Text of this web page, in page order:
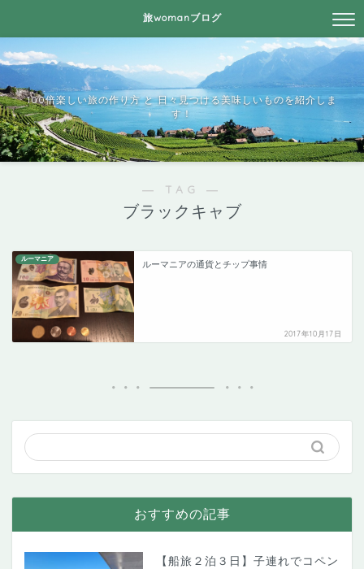
旅womanブログ
100倍楽しい旅の作り方 と 日々見つける美味しいものを紹介しま
す！
― TAG ―
ブラックキャブ
ルーマニア
ルーマニアの通貨とチップ事情
2017年10月17日
おすすめの記事
【船旅２泊３日】子連れでコペン